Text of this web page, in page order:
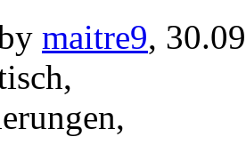
maitre9,